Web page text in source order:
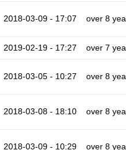
2018-03-09 - 17:07 over 8
2019-02-19 - 17:27 over 7
2018-03-05 - 10:27 over 8
2018-03-08 - 18:10 over 8
2018-03-09 - 10:29 over 8